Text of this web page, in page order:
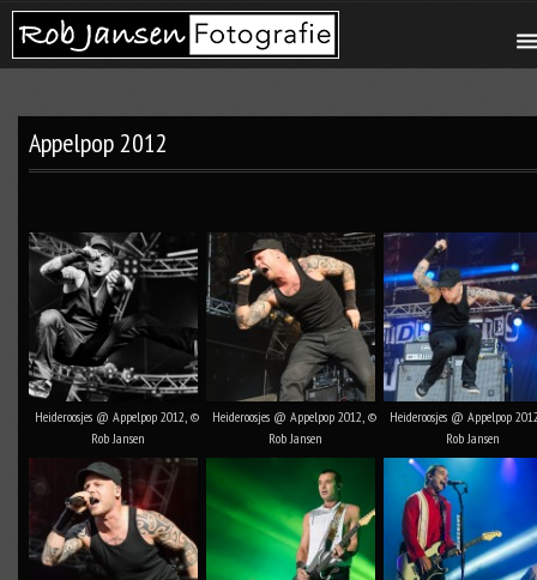
Appelpop 2012
Heideroosjes @ Appelpop 2012, ©
Rob Jansen
Heideroosjes @ Appelpop 2012, ©
Rob Jansen
Heideroosjes @ Appelpop
Rob Jansen